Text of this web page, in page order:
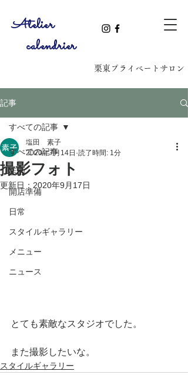
​Atelier
calendrier
​栗東プライベートサロン
記事
すべての記事
店内
開店準備
日常
スタイルギャラリー
メニュー
ニュース
すべての記事
撮影フォト
塩田 素子
2020年7月14日 読了時間: 1分
更新日： 2020年9月17日
とても素敵なスタジオでした。
また撮影したいな。
スタイルギャラリー